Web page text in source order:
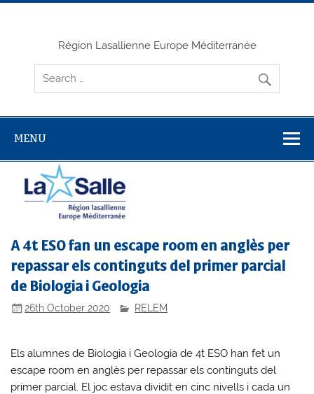
Skip
Région Lasallienne Europe Méditerranée
MENU
A 4t ESO fan un escape room en anglès per
repassar els continguts del primer parcial
de Biologia i Geologia
26th October 2020 RELEM
Els alumnes de Biologia i Geologia de 4t ESO han fet un
escape room en anglès per repassar els continguts del
primer parcial. El joc estava dividit en cinc nivells i cada un